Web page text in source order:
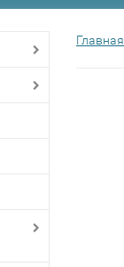
Главная